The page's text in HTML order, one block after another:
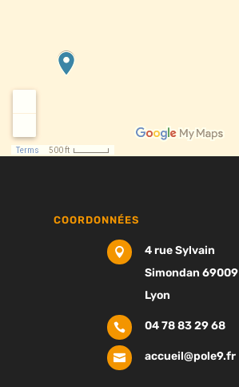
COORDONNÉES

4 rue Sylvain
Simondan 69009
Lyon
 04 78 83 29 68
 accueil@pole9.fr